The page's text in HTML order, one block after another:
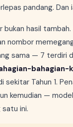
pandang. Dan
bukan hasil
nombor
sama — 7 terdiri
bahagian-
sekitar Tahun 1.
kemudian —
satu ini.